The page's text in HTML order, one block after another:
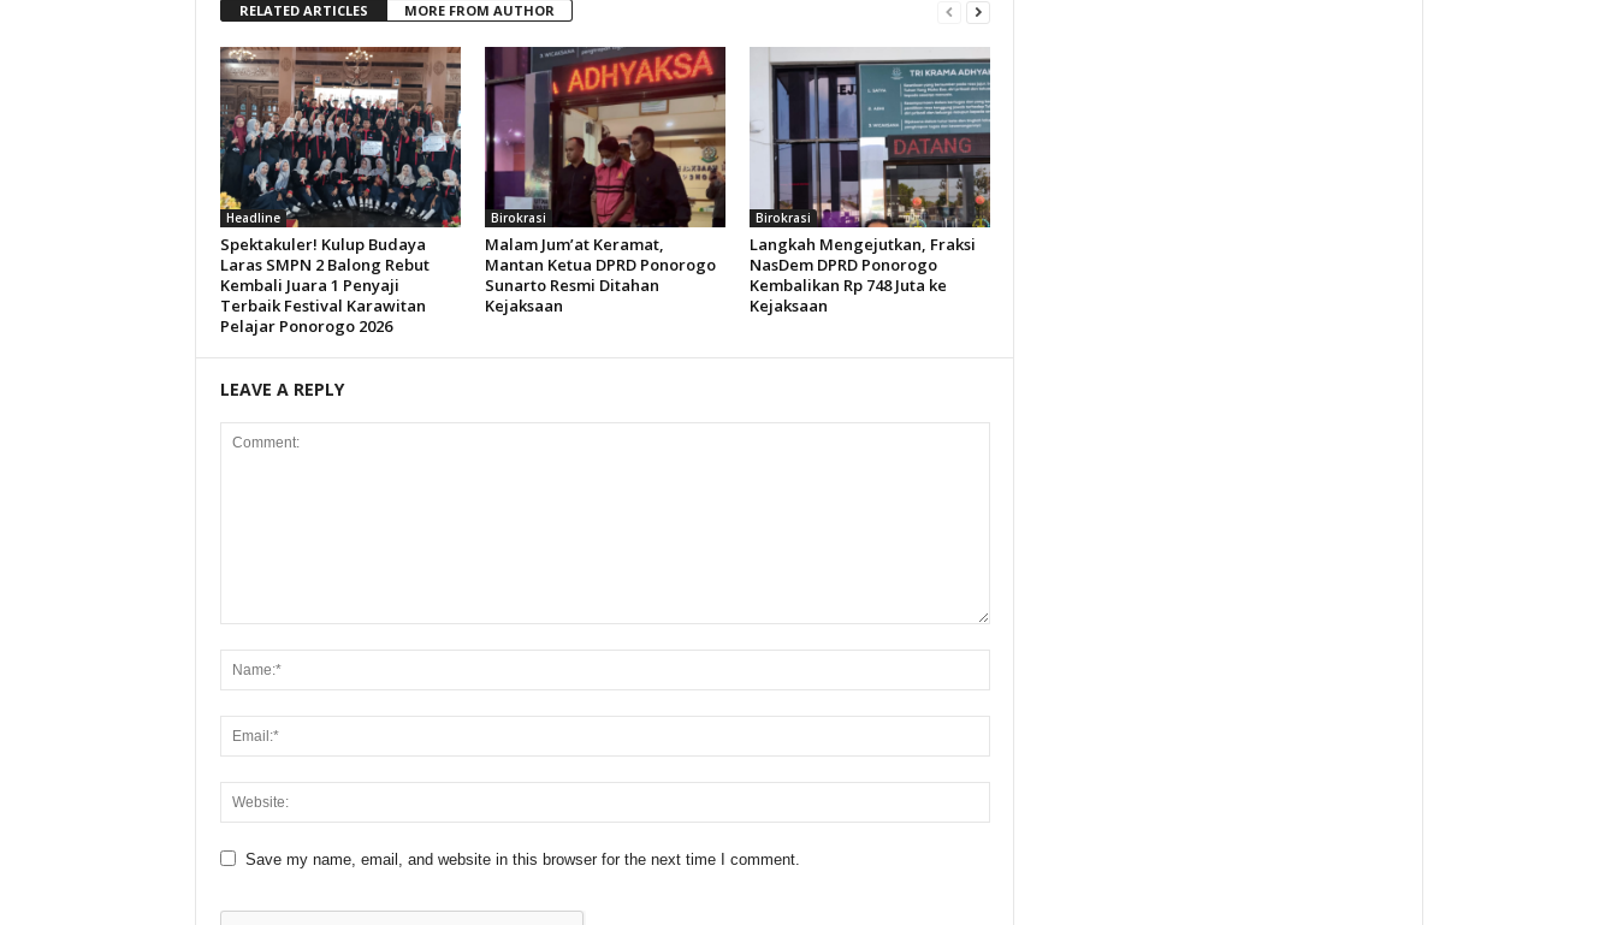
RELATED ARTICLES MORE FROM AUTHOR
Headline
Spektakuler! Kulup Budaya
Laras SMPN 2 Balong Rebut
Kembali Juara 1 Penyaji
Terbaik Festival Karawitan
Pelajar Ponorogo 2026
Birokrasi
Malam Jum’at Keramat,
Mantan Ketua DPRD Ponorogo
Sunarto Resmi Ditahan
Kejaksaan
Birokrasi
Langkah Mengejutkan, Fraksi
NasDem DPRD Ponorogo
Kembalikan Rp 748 Juta ke
Kejaksaan
LEAVE A REPLY
Save my name, email, and website in this browser for the next time I comment.